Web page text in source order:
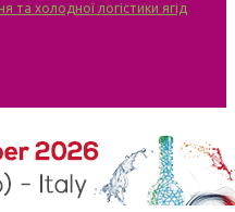
та холодної логістики ягід